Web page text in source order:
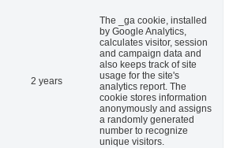
2 years
The _ga cookie, installed
by Google Analytics,
calculates visitor, session
and campaign data and
also keeps track of site
usage for the site's
analytics report. The
cookie stores information
anonymously and assigns
a randomly generated
number to recognize
unique visitors.